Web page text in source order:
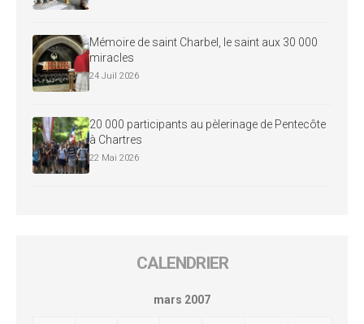
Mémoire de saint Charbel, le saint aux 30 000
miracles
24 Juil 2026
20 000 participants au pèlerinage de Pentecôte
à Chartres
22 Mai 2026
CALENDRIER
mars 2007